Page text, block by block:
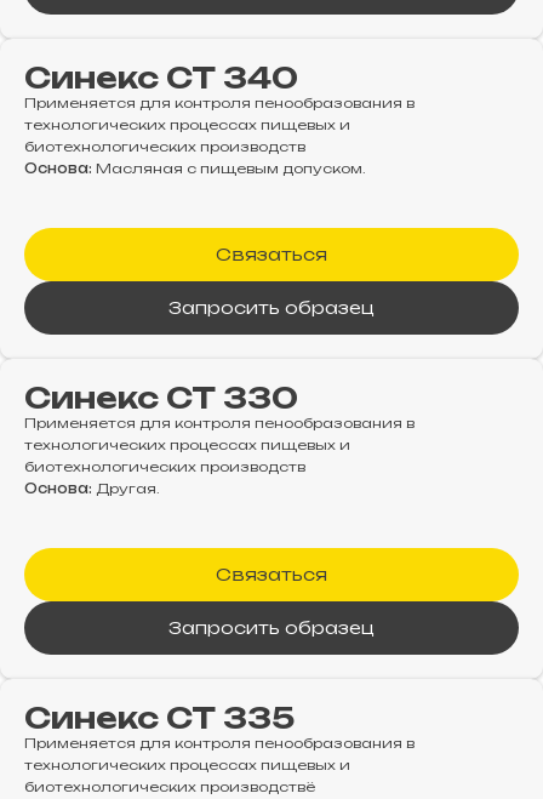
Синекс СТ 340
Применяется для контроля пенообразования в
технологических процессах пищевых и
биотехнологических производств
Основа: Масляная с пищевым допуском.
Запросить образец
Связаться
Синекс СТ 330
Применяется для контроля пенообразования в
технологических процессах пищевых и
биотехнологических производств
Основа: Другая.
Запросить образец
Связаться
Синекс СТ 335
Применяется для контроля пенообразования в
технологических процессах пищевых и
биотехнологических производствё